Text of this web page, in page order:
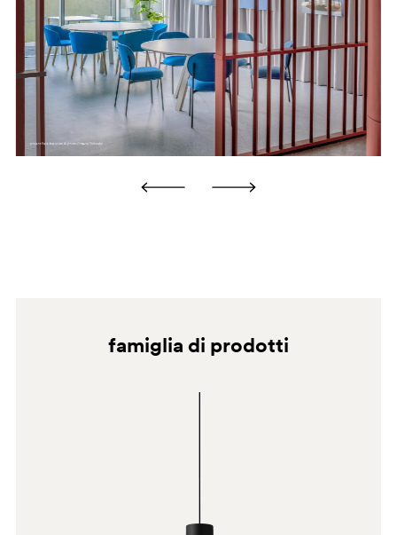
più estesi, rivolgersi a personale qualificato per interventi
di ritocco o riverniciatura.
famiglia di prodotti